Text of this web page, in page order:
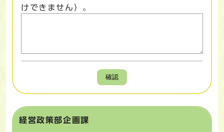
けできません）。
確認
経営政策部企画課